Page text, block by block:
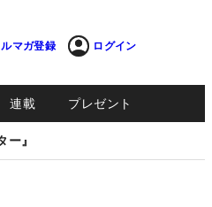
ルマガ登録 ログイン
連載 プレゼント
』